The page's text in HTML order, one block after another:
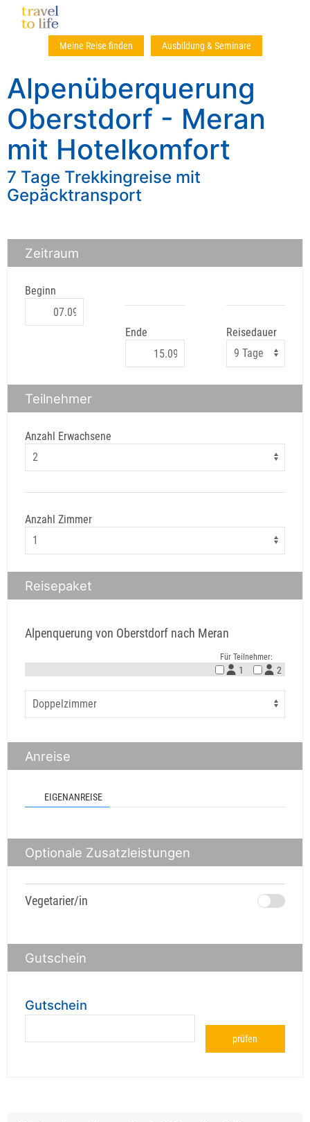
Meine Reise finden Ausbildung & Seminare
Alpenüberquerung
Oberstdorf - Meran
mit Hotelkomfort
7 Tage Trekkingreise mit
Gepäcktransport
Zeitraum
Beginn
Ende Reisedauer
Teilnehmer
Anzahl Erwachsene
Anzahl Zimmer
Reisepaket
Alpenquerung von Oberstdorf nach Meran
Für Teilnehmer:
1 2
Anreise
EIGENANREISE
Optionale Zusatzleistungen
Vegetarier/in
Gutschein
Gutschein
prüfen